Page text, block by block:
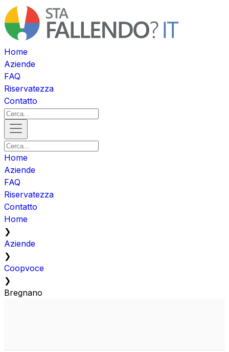
Home
Aziende
FAQ
Riservatezza
Contatto
Home
Aziende
FAQ
Riservatezza
Contatto
Home
❯
Aziende
❯
Coopvoce
❯
Bregnano